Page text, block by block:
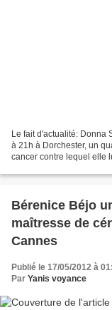
Le fait d'actualité: Donna
à 21h à Dorchester, un
cancer contre lequel elle
Bérenice Béjo
maîtresse de
Cannes
Publié le 17/05/2012 à
Par Yanis voyance